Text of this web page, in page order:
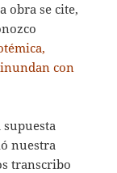
obra se cite,
con
nuestra
transcribo